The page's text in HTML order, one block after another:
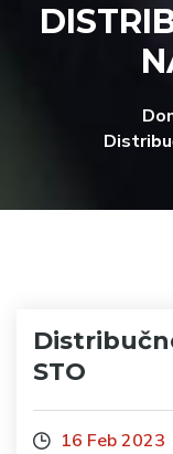
STO
16 Feb 2023